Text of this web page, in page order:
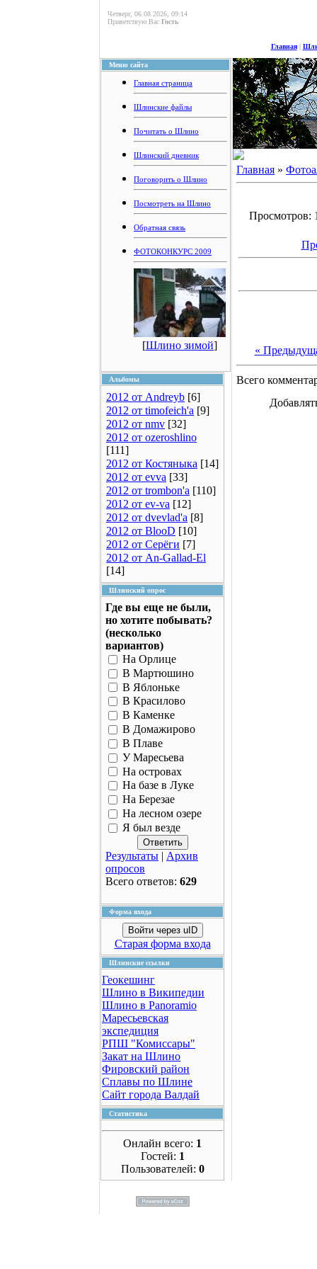
Четверг, 06.08.2026, 09:14
Приветствую Вас Гость
Главная|
Меню сайта
Главная страница
Шлинские файлы
Почитать о Шлино
Шлинский дневник
Поговорить о Шлино
Посмотреть на Шлино
Обратная связь
ФОТОКОНКУРС 2009
[Шлино зимой]
Альбомы
2012 от Andreyb [6]
2012 от timofeich'a [9]
2012 от nmv [32]
2012 от ozeroshlino
[111]
2012 от Костяныка [14]
2012 от evva [33]
2012 от trombon'a [110]
2012 от ev-va [12]
2012 от dvevlad'a [8]
2012 от BlooD [10]
2012 от Серёги [7]
2012 от An-Gallad-El
[14]
Шлинский опрос
Где вы еще не были,
но хотите побывать?
(несколько
вариантов)
На Орлице
В Мартюшино
В Яблоньке
В Красилово
В Каменке
В Домажирово
В Плаве
У Маресьева
На островах
На базе в Луке
На Березае
На лесном озере
Я был везде
Результаты | Архив
опросов
Всего ответов: 629
Форма входа
Войти через uID
Старая форма входа
Шлинские ссылки
Геокешинг
Шлино в Википедии
Шлино в Panoramio
Маресьевская
экспедиция
РПШ "Комиссары"
Закат на Шлино
Фировский район
Сплавы по Шлине
Сайт города Валдай
Статистика
Онлайн всего: 1
Гостей: 1
Пользователей: 0
Главная »
Просмотров:
«
Всего